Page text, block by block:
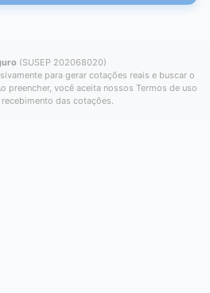
(SUSEP 202068020)
para gerar cotações reais e buscar o
preencher, você aceita nossos Termos de uso
das cotações.